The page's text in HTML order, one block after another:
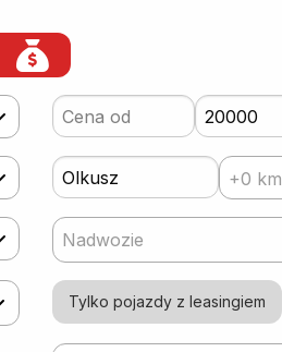
+0 km
Nadwozie
Tylko pojazdy z leasingiem